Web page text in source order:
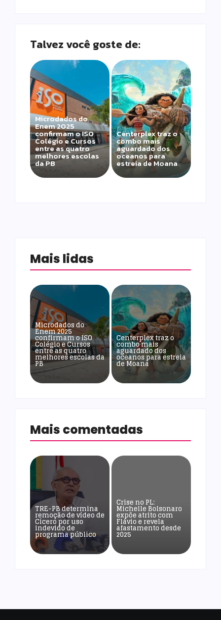
Talvez você goste de:
Microdados do
Enem 2025
confirmam o ISO
Colégio e Cursos
entre as quatro
melhores escolas
da PB
Centerplex traz o
combo mais
aguardado dos
oceanos para
estreia de Moana
Mais lidas
Microdados do
Enem 2025
confirmam o ISO
Colégio e Cursos
entre as quatro
melhores escolas da
PB
Centerplex traz o
combo mais
aguardado dos
oceanos para estreia
de Moana
Mais comentadas
TRE-PB determina
remoção de vídeo de
Cícero por uso
indevido de
programa público
Crise no PL:
Michelle Bolsonaro
expõe atrito com
Flávio e revela
afastamento desde
2025